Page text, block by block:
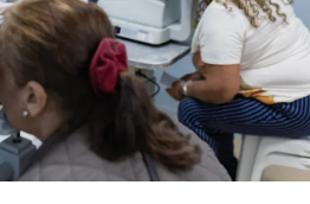
dose)
dose)